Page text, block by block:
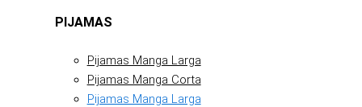
PIJAMAS
Pijamas Manga Larga
Pijamas Manga Corta
Pijamas Manga Larga